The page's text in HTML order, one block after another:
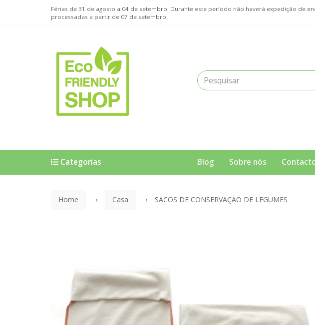
Férias de 31 de agosto a 04 de setembro. Durante este período não haverá expedição de
processadas a partir de 07 de setembro.
Blog Sobre nós
Categorias
Home Casa SACOS DE CONSERVAÇÃO DE LEGUMES